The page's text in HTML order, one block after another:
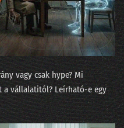
irodaszerte
Moltbook
szoftverrel!
245 - Adásunkat megszakítjuk... egy közvéleménykutatással!
ról
vagy csak hype? Mi
a vállalatitól? Leírható-e egy